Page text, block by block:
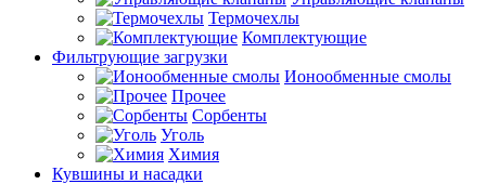
Термочехлы
Комплектующие
Фильтрующие загрузки
Ионообменные смолы
Прочее
Сорбенты
Уголь
Химия
Кувшины и насадки